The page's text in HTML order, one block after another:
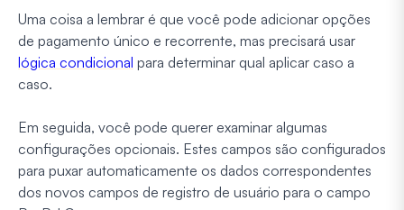
Uma coisa a lembrar é que você pode adicionar opções
de pagamento único e recorrente, mas precisará usar
lógica condicional para determinar qual aplicar caso a
caso.
Em seguida, você pode querer examinar algumas
configurações opcionais. Estes campos são configurados
para puxar automaticamente os dados correspondentes
dos novos campos de registro de usuário para o campo